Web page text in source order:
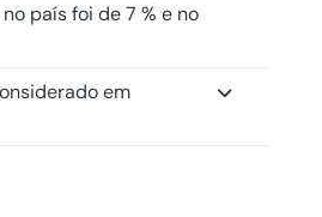
país foi de 7 % e no
em